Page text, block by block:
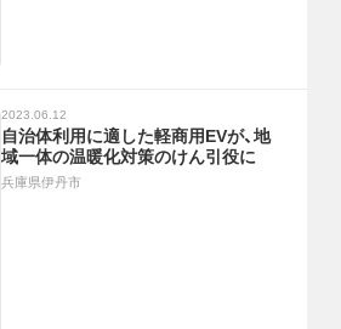
2023.06.12
自治体利用に適した軽商用EVが、地
域一体の温暖化対策のけん引役に
兵庫県伊丹市